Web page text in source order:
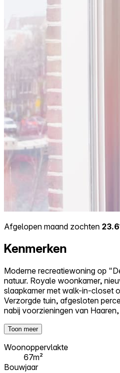
Afgelopen maand zochten
Kenmerken
Moderne recreatiewoning op
natuur. Royale woonkamer,
slaapkamer met walk-in-closet
Verzorgde tuin, afgesloten
nabij voorzieningen van
Toon meer
Woonoppervlakte
67m²
Bouwjaar